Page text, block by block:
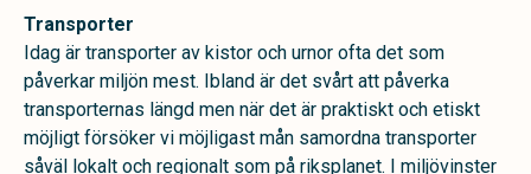
Transporter
Idag är transporter av kistor och urnor ofta det som
påverkar miljön mest. Ibland är det svårt att påverka
transporternas längd men när det är praktiskt och etiskt
möjligt försöker vi möjligast mån samordna transporter
såväl lokalt och regionalt som på riksplanet. I miljövinster